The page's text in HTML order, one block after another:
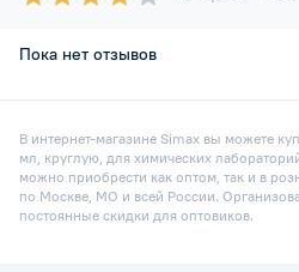
Пока нет отзывов
В интернет-магазине Simax вы можете
мл, круглую, для химических
можно приобрести как оптом, так и в
по Москве, МО и всей России.
постоянные скидки для оптовиков.